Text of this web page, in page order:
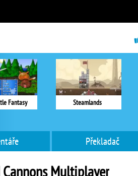
Fantasy Steamlands
Překladač
Multiplayer